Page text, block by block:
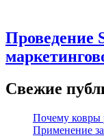
Проведение
Свежие
Почему ковры
Применение